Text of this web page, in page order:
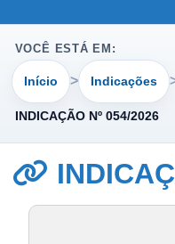
VOCÊ ESTÁ EM:
Início Indicações
INDICAÇÃO Nº 054/2026